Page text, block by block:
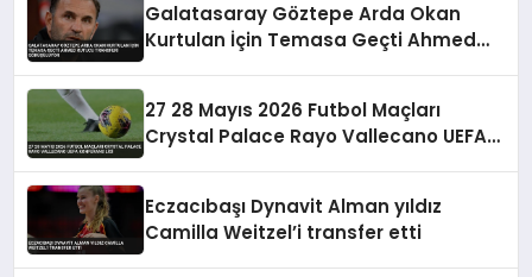
Galatasaray Göztepe Arda Okan
Kurtulan İçin Temasa Geçti Ahmed
27 28 Mayıs 2026 Futbol Maçları
Crystal Palace Rayo Vallecano UEFA
Eczacıbaşı Dynavit Alman yıldız
Camilla Weitzel’i transfer etti